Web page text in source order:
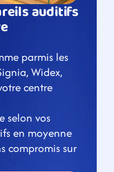
auditifs
parmis les
Widex,
centre
selon vos
en moyenne
compromis sur